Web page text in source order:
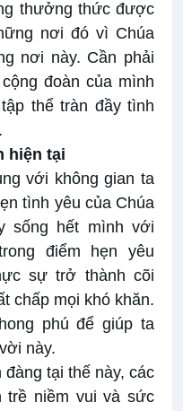
thưởng thức được
nơi đó vì Chúa
nơi này. Cần phải
đoàn của mình
thể tràn đầy tình
hiện tại
với không gian ta
tình yêu của Chúa
sống hết mình với
điểm hẹn yêu
sự trở thành cõi
chấp mọi khó khăn.
phú để giúp ta
này.
tại thế này, các
trề niềm vui và sức